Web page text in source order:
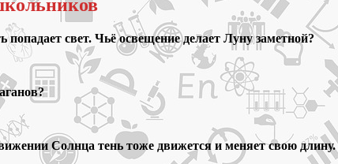
свет. Чьё освещение делает Луну заметной?
Солнца тень тоже движется и меняет свою